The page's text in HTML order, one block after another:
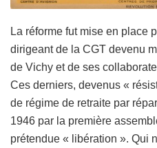
La réforme fut mise en place
dirigeant de la CGT devenu
de Vichy et de ses
Ces derniers, devenus «
de régime de retraite par
1946 par la première
prétendue « libération ». Qui